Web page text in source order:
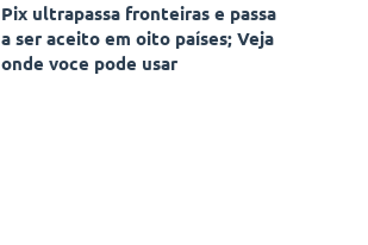
Pix ultrapassa fronteiras e passa
a ser aceito em oito países; Veja
onde voce pode usar